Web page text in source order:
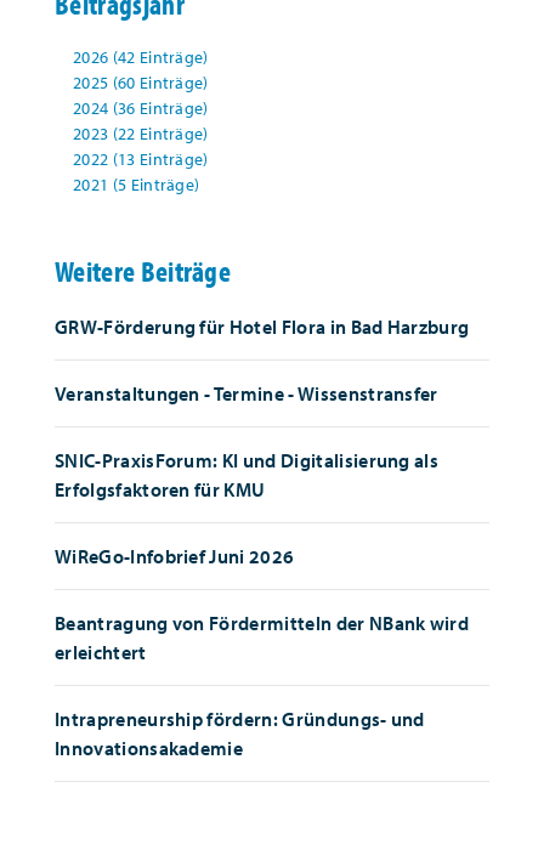
2026 (42 Einträge)
2025 (60 Einträge)
2024 (36 Einträge)
2023 (22 Einträge)
2022 (13 Einträge)
2021 (5 Einträge)
Weitere Beiträge
GRW-Förderung für Hotel Flora in Bad Harzburg
Veranstaltungen - Termine - Wissenstransfer
SNIC-PraxisForum: KI und Digitalisierung als
Erfolgsfaktoren für KMU
WiReGo-Infobrief Juni 2026
Beantragung von Fördermitteln der NBank wird
erleichtert
Intrapreneurship fördern: Gründungs- und
Innovationsakademie